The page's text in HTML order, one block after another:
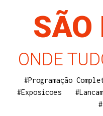
SÃO
ONDE
#Programação
#Exposicoes